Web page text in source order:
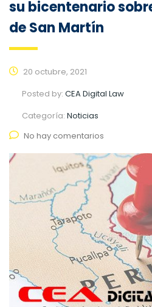
su bicentenario
de San Martín
20 octubre, 2021
Posted by: CEA Digital Law
Categoría: Noticias
No hay comentarios